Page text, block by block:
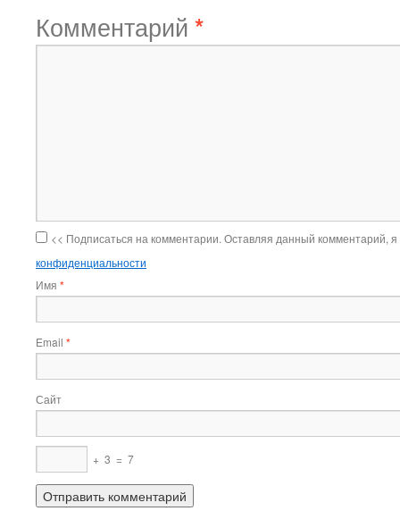
Комментарий *
<< Подписаться на комментарии. Оставляя данный комментарий,
конфиденциальности
Имя *
Email *
Сайт
+ 3 = 7